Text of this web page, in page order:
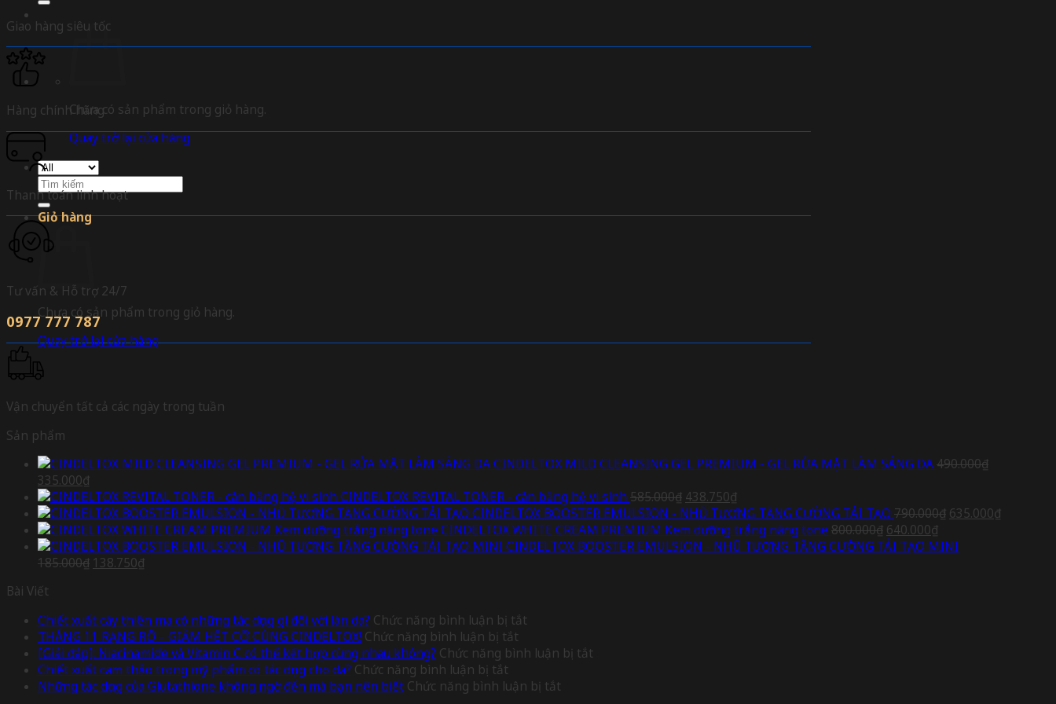
Chưa có sản phẩm trong giỏ hàng.
Quay trở lại cửa hàng
Tìm
kiếm:
Giỏ hàng
Chưa có sản phẩm trong giỏ hàng.
Quay trở lại cửa hàng
Giao hàng siêu tốc
Hàng chính hãng
Thanh toán linh hoạt
Tư vấn & Hỗ trợ 24/7
0977 777 787
Vận chuyển tất cả các ngày trong tuần
Sản phẩm
CINDELTOX MILD CLEANSING GEL PREMIUM - GEL RỬA MẶT LÀM SÁNG DA490.000₫
Giá
gốc
là:
490.000₫.
335.000₫
hiện
tại
là:
335.000₫.
CINDELTOX REVITAL TONER - cân bằng hệ vi sinh 585.000₫ Giá
gốc
là:
585.000₫.
438.750₫
hiện
tại
là:
CINDELTOX BOOSTER EMULSION - NHŨ TƯƠNG TĂNG CƯỜNG TÁI TẠO 790.000₫ Giá
là:
635.000₫
CINDELTOX WHITE CREAM PREMIUM Kem dưỡng trắng nâng tone 800.000₫ Giá
gốc
640.000₫
hiện
CINDELTOX BOOSTER EMULSION - NHŨ TƯƠNG TĂNG CƯỜNG TÁI TẠO MINI
185.000₫ Giá
185.000₫.
138.750₫
138.750₫.
Bài Viết
Chiết xuất cây thiên ma có những tác dụng gì đối với làn da? Chức năng bình luận bị tắt
xuất
thiên
THÁNG 11 RẠNG RỠ – GIẢM HẾT CỠ CÙNG CINDELTOX! Chức năng bình luận bị tắt
THÁNG
RẠNG
[Giải đáp]: Niacinamide và Vitamin C có thể kết hợp cùng nhau không? Chức năng bình luận bị tắt
Chiết xuất cam thảo trong mỹ phẩm có tác dụng cho da? Chức năng bình luận bị tắt
Chiết
Những tác dụng của Glutathione không ngờ đến mà bạn nên biết Chức năng bình luận bị tắt